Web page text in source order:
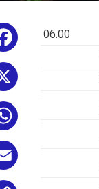
Facebook
06.00